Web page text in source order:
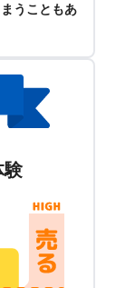
うこともあ
験